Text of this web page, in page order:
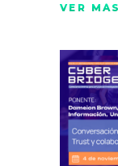
VER MÁS